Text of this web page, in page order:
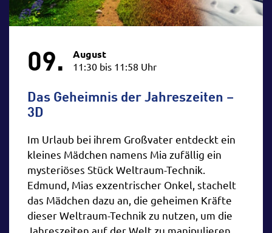
09. August
11:30 bis 11:58 Uhr
Das Geheimnis der Jahreszeiten –
3D
Im Urlaub bei ihrem Großvater entdeckt ein
kleines Mädchen namens Mia zufällig ein
mysteriöses Stück Weltraum-Technik.
Edmund, Mias exzentrischer Onkel, stachelt
das Mädchen dazu an, die geheimen Kräfte
dieser Weltraum-Technik zu nutzen, um die
Jahreszeiten auf der Welt zu manipulieren.